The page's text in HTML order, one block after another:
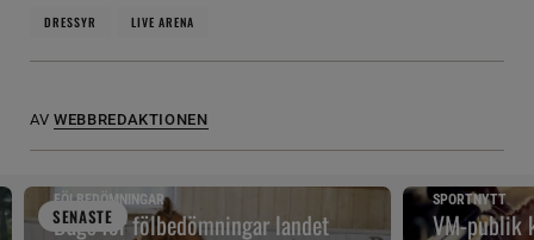
DRESSYR LIVE ARENA
AV WEBBREDAKTIONEN
SENASTE
FÖLBEDÖMNINGAR
Dags för fölbedömningar landet
SPORTNYTT
VM-publik